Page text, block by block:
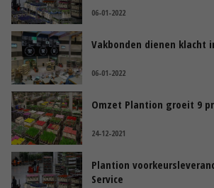
06-01-2022
Vakbonden dienen klacht
06-01-2022
Omzet Plantion groeit 9
24-12-2021
Plantion
Service